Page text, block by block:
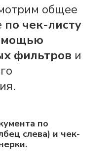
общее
по чек-листу
фильтров и
по
слева) и чек-